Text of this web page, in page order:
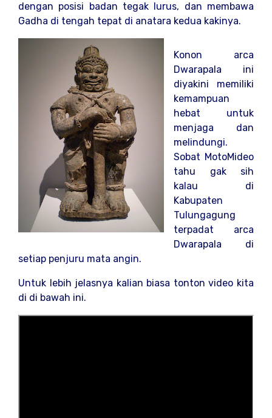
dengan posisi badan tegak lurus, dan membawa
Gadha di tengah tepat di anatara kedua kakinya.
Konon arca
Dwarapala ini
diyakini memiliki
kemampuan
hebat untuk
menjaga dan
melindungi.
Sobat MotoMideo
tahu gak sih
kalau di
Kabupaten
Tulungagung
terpadat arca
Dwarapala di
setiap penjuru mata angin.
Untuk lebih jelasnya kalian biasa tonton video kita
di di bawah ini.